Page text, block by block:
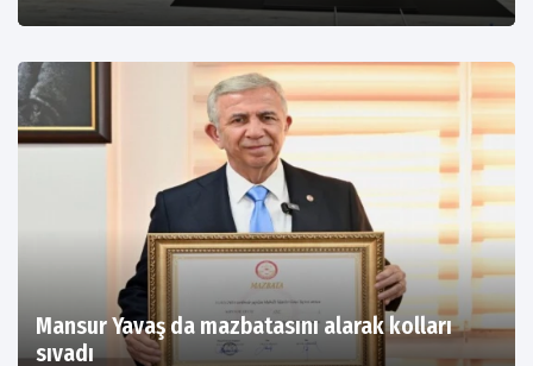
Mansur Yavaş da mazbatasını alarak kolları
sıvadı